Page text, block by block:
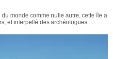
monde comme nulle autre, cette île a
et interpellé des archéologues ...